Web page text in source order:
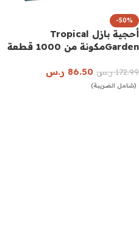
-50%
أحجية بازل Tropical
Gardenمكونة من 1000 قطعة
172.99 ر.س 86.50 ر.س
(شامل الضريبة)